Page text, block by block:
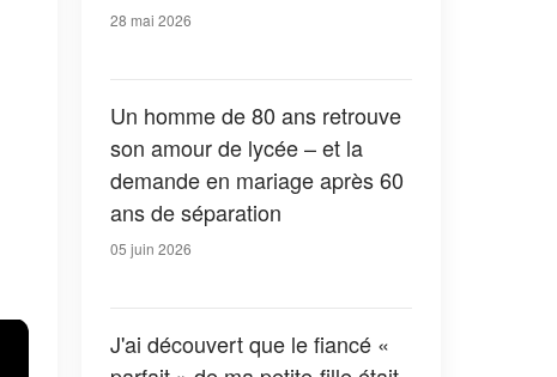
28 mai 2026
Un homme de 80 ans retrouve
son amour de lycée – et la
demande en mariage après 60
ans de séparation
05 juin 2026
J'ai découvert que le fiancé «